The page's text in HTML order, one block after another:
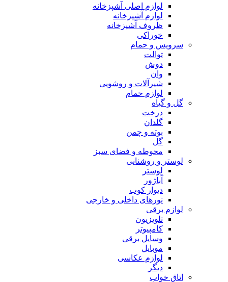
لوازم اصلی آشپزخانه
لوازم آشپزخانه
ظروف آشپزخانه
خوراکی
سرویس و حمام
توالت
دوش
وان
شیرآلات و روشویی
لوازم حمام
گل و گیاه
درخت
گلدان
بوته و چمن
گل
محوطه و فضای سبز
لوستر و روشنایی
لوستر
آباژور
دیوار کوب
نورهای داخلی و خارجی
لوازم برقی
تلویزیون
کامپیوتر
وسایل برقی
موبایل
لوازم عکاسی
دیگر
اتاق خواب